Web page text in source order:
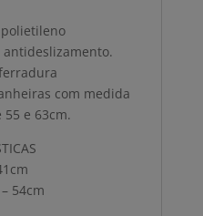
com medida
e 63cm.
54cm